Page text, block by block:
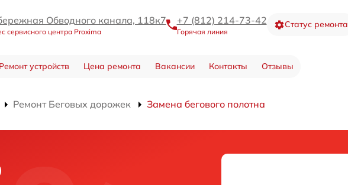
Обводного канала, 118к7
сервисного центра Proxima
+7 (812) 214-73-42
Горячая линия
Статус ремонта
устройств Цена ремонта Вакансии Контакты Отзывы
Ремонт Беговых дорожек Замена бегового полотна